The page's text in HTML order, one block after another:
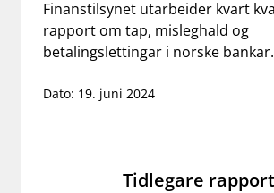
work_outlineJobb hos oss
dashboard Informasjon for investorer
notifications_noneAbonner på nyhetsvarsel
Finanstilsynet utarbeider kvart
rapport om tap, misleghald og
betalingslettingar i norske bankar.
Dato: 19. juni 2024
Tidlegare